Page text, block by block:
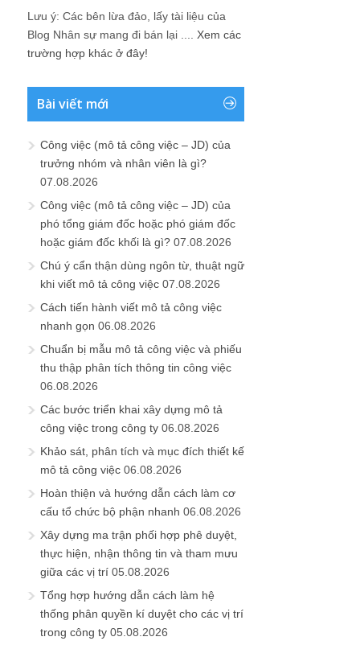
Lưu ý: Các bên lừa đảo, lấy tài liệu của
Blog Nhân sự mang đi bán lại .... Xem các
trường hợp khác ở đây!
Bài viết mới
Công việc (mô tả công việc – JD) của
trưởng nhóm và nhân viên là gì?
07.08.2026
Công việc (mô tả công việc – JD) của
phó tổng giám đốc hoặc phó giám đốc
hoặc giám đốc khối là gì? 07.08.2026
Chú ý cẩn thận dùng ngôn từ, thuật ngữ
khi viết mô tả công việc 07.08.2026
Cách tiến hành viết mô tả công việc
nhanh gọn 06.08.2026
Chuẩn bị mẫu mô tả công việc và phiếu
thu thập phân tích thông tin công việc
06.08.2026
Các bước triển khai xây dựng mô tả
công việc trong công ty 06.08.2026
Khảo sát, phân tích và mục đích thiết kế
mô tả công việc 06.08.2026
Hoàn thiện và hướng dẫn cách làm cơ
cấu tổ chức bộ phận nhanh 06.08.2026
Xây dựng ma trận phối hợp phê duyệt,
thực hiện, nhận thông tin và tham mưu
giữa các vị trí 05.08.2026
Tổng hợp hướng dẫn cách làm hệ
thống phân quyền kí duyệt cho các vị trí
trong công ty 05.08.2026